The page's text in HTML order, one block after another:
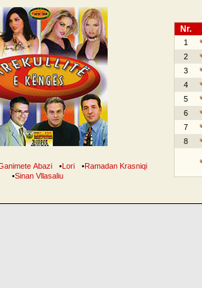
Abazi •Lori •Ramadan Krasniqi
•Sinan Vllasaliu
Nr.
1
2
3
4
5
6
7
8